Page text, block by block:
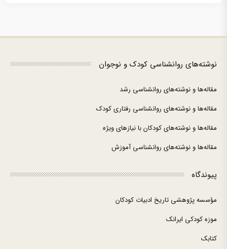
نوشته‌های روانشناسی کودک و نوجوان
مقاله‌ها و نوشته‌های روانشناسی رشد
مقاله‌ها و نوشته‌های روانشناسی رفتاری کودک
مقاله‌ها و نوشته‌های کودکان با نیازهای ویژه
مقاله‌ها و نوشته‌های روانشناسی آموزش
پیوندگاه
مؤسسه پژوهشی تاریخ ادبیات کودکان
موزه کودکی ایرانک
کتابک